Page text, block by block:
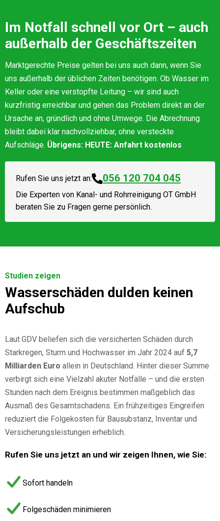
Im Notfall schnell vor Ort – auch
außerhalb der Geschäftszeiten
Marktgerechte Preise gelten bei uns auch dann, wenn Sie
uns außerhalb der üblichen Zeiten benötigen. Ob Wasser im
Keller oder eine verstopfte Leitung – wir sind auch
kurzfristig erreichbar und gehen das Problem direkt an der
Ursache an, gründlich und ohne Umwege. Die Abrechnung
bleibt dabei klar nachvollziehbar, ohne versteckte
Aufschläge. Übrigens: HEUTE: Anfahrt kostenlos
Rufen Sie uns jetzt an: 056 120 704 045
Die Experten von Kanal- und Rohrreinigung OT GmbH
beraten Sie zu Fragen gerne persönlich.
Studien zeigen
Wasserschäden dulden keinen
Aufschub
Laut GDV beliefen sich die versicherten Schäden durch
Starkregen, Sturm und Hochwasser im Jahr 2024 auf 5,7
Milliarden Euro allein in Deutschland. Hinter dieser Summe
verbirgt sich eine Vielzahl akuter Notfälle – und die ersten
Stunden nach dem Ereignis bestimmen maßgeblich das
Ausmaß des Gesamtschadens. Ein frühzeitiges Eingreifen
reduziert die Folgekosten für Bausubstanz, Inventar und
Versicherungsleistungen erheblich.
Rufen Sie uns jetzt an und wir zeigen Ihnen, wie Sie:
Sofort handeln
Folgeschäden minimieren